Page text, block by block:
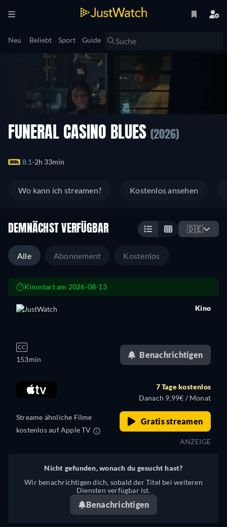
Neu Beliebt Sport Guide
FUNERAL CASINO BLUES (2026)
8.1 2h 33min
Wo kann ich streamen? Kostenlos ansehen
DEMNÄCHST VERFÜGBAR 🇩🇪
Alle Abonnement Kostenlos
Kinostart am 2026-08-13
CC
153min
Kino
Benachrichtigen
Streame ähnliche Filme
kostenlos auf Apple TV
7 Tage kostenlos
Danach 9,99€ / Monat
Gratis streamen
ANZEIGE
Nicht gefunden, wonach du gesucht hast?
Wir benachrichtigen dich, sobald der Titel bei weiteren
Diensten verfügbar ist.
Benachrichtigen